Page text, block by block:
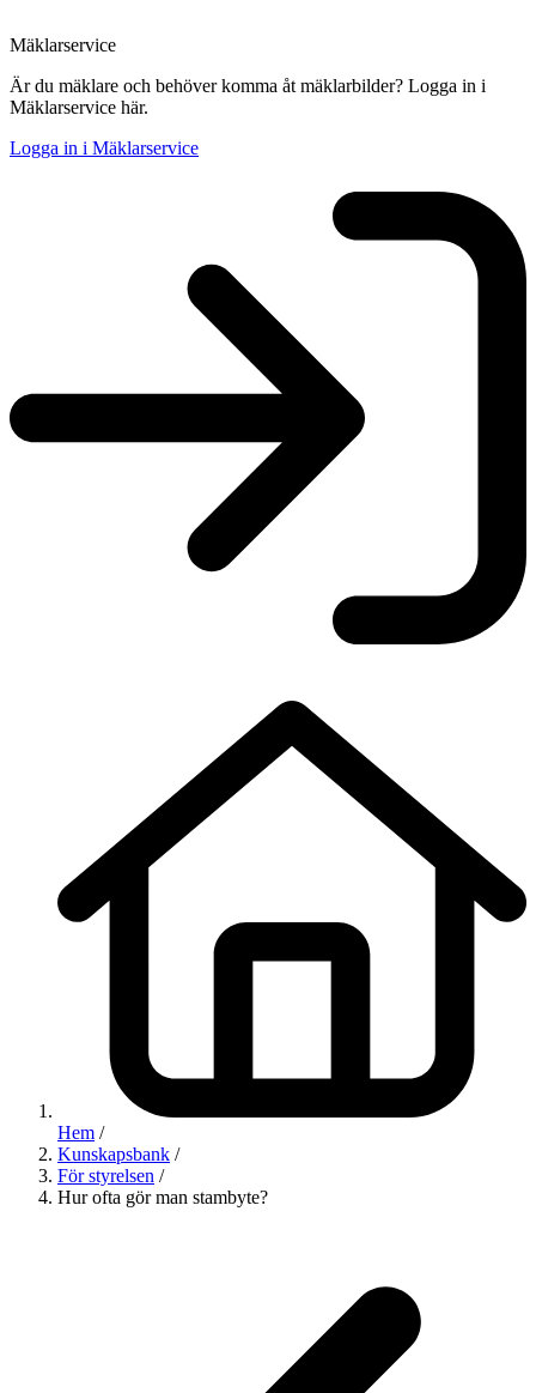
Mäklarservice
Är du mäklare och behöver komma åt mäklarbilder? Logga in i
Mäklarservice här.
Logga in i Mäklarservice
Hem /
Kunskapsbank /
För styrelsen /
Hur ofta gör man stambyte?